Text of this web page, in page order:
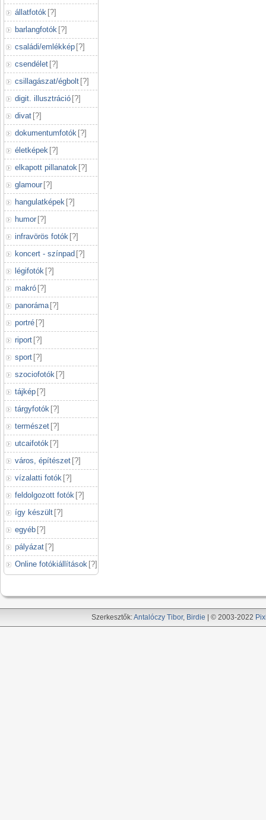
állatfotók [?]
barlangfotók [?]
családi/emlékkép [?]
csendélet [?]
csillagászat/égbolt [?]
digit. illusztráció [?]
divat [?]
dokumentumfotók [?]
életképek [?]
elkapott pillanatok [?]
glamour [?]
hangulatképek [?]
humor [?]
infravörös fotók [?]
koncert - színpad [?]
légifotók [?]
makró [?]
panoráma [?]
portré [?]
riport [?]
sport [?]
szociofotók [?]
tájkép [?]
tárgyfotók [?]
természet [?]
utcaifotók [?]
város, építészet [?]
vízalatti fotók [?]
feldolgozott fotók [?]
így készült [?]
egyéb [?]
pályázat [?]
Online fotókiállítások [?]
Szerkesztők:Antalóczy Tibor, Birdie | © 2003-2022